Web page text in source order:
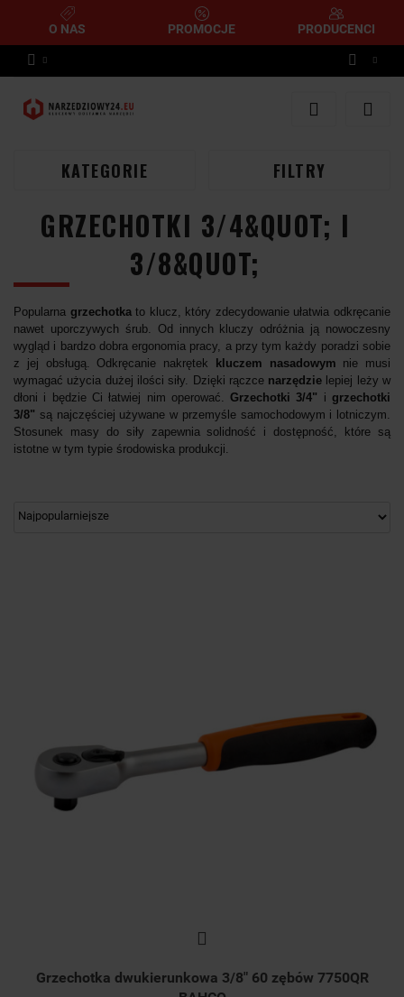
O NAS PROMOCJE PRODUCENCI
Zaloguj się
KATEGORIE FILTRY
GRZECHOTKI 3/4&QUOT; I
3/8&QUOT;
Popularna grzechotkato klucz, który zdecydowanie ułatwia odkręcanie
nawet uporczywych śrub. Od innych kluczy odróżnia ją nowoczesny
wygląd i bardzo dobra ergonomia pracy, a przy tym każdy poradzi sobie
z jej obsługą. Odkręcanie nakrętek kluczem nasadowym nie musi
wymagać użycia dużej ilości siły. Dzięki rączce narzędzie lepiej leży w
dłoni i będzie Ci łatwiej nim operować.Grzechotki 3/4" igrzechotki
3/8" są najczęściej używane w przemyśle samochodowym i lotniczym.
Stosunek masy do siły zapewnia solidność i dostępność, które są
istotne w tym typie środowiska produkcji.
Grzechotka dwukierunkowa 3/8" 60 zębów 7750QR